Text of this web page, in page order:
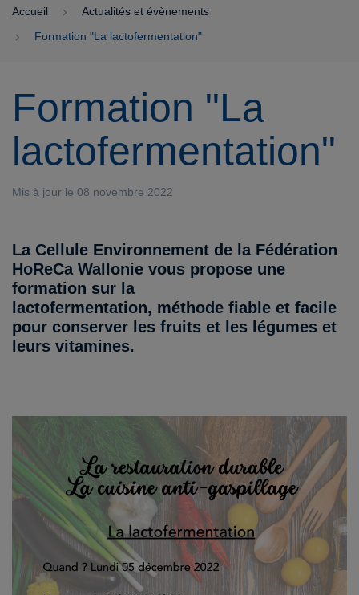
Accueil
Actualités et évènements
Formation "La lactofermentation"
Formation "La
lactofermentation"
Mis à jour le 08 novembre 2022
La Cellule Environnement de la Fédération
HoReCa Wallonie vous propose une
formation sur la
lactofermentation, méthode fiable et facile
pour conserver les fruits et les légumes et
leurs vitamines.